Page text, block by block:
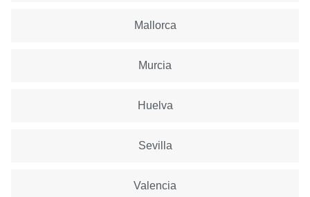
Mallorca
Murcia
Huelva
Sevilla
Valencia